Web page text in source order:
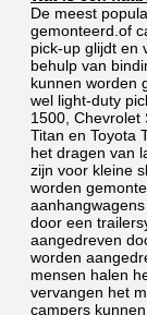
De meest
gemonteerd.of
pick-up glijdt en
behulp van
kunnen worden
wel light-duty
1500, Chevrolet
Titan en Toyota
het dragen van
zijn voor kleine
worden
door een
aangedreven
worden
mensen halen
vervangen het
campers